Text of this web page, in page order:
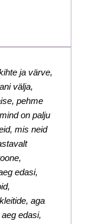
ja värve,
välja,
pehme
on palju
mis neid
edasi,
aga
edasi,